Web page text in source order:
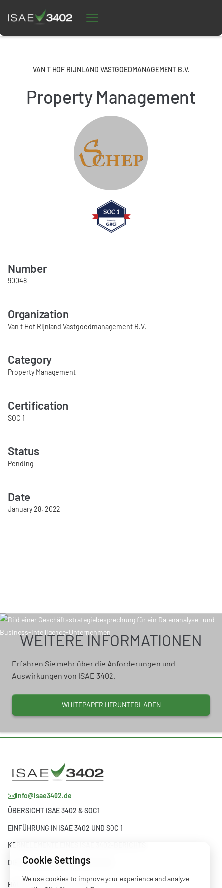
VAN T HOF RIJNLAND VASTGOEDMANAGEMENT B.V.
Property Management
Number
90048
Organization
Van t Hof Rijnland Vastgoedmanagement B.V.
Category
Property Management
Certification
SOC 1
Status
Pending
Date
January 28, 2022
WEITERE INFORMATIONEN
Erfahren Sie mehr über die Anforderungen und
Auswirkungen von ISAE 3402.
WHITEPAPER HERUNTERLADEN
info@isae3402.de
ÜBERSICHT ISAE 3402 & SOC1
EINFÜHRUNG IN ISAE 3402 UND SOC 1
KERNELEMENTE EINES ISAE 3402-BERICHTS
DIE ENTWICKLUNG VON ISAE 3402
HÄUFIG GESTELLTE FRAGEN
Cookie Settings
We use cookies to improve your experience and analyze